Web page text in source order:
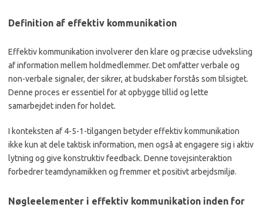
Definition af effektiv kommunikation
Effektiv kommunikation involverer den klare og præcise udveksling
af information mellem holdmedlemmer. Det omfatter verbale og
non-verbale signaler, der sikrer, at budskaber forstås som tilsigtet.
Denne proces er essentiel for at opbygge tillid og lette
samarbejdet inden for holdet.
I konteksten af 4-5-1-tilgangen betyder effektiv kommunikation
ikke kun at dele taktisk information, men også at engagere sig i aktiv
lytning og give konstruktiv feedback. Denne tovejsinteraktion
forbedrer teamdynamikken og fremmer et positivt arbejdsmiljø.
Nøgleelementer i effektiv kommunikation inden for